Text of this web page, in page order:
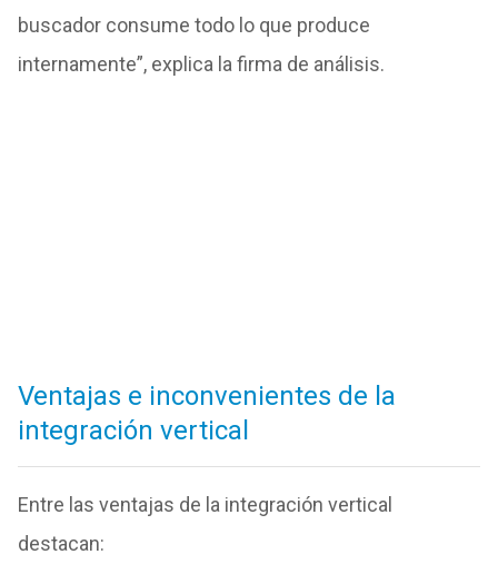
buscador consume todo lo que produce
internamente”, explica la firma de análisis.
Ventajas e inconvenientes de la
integración vertical
Entre las ventajas de la integración vertical
destacan: